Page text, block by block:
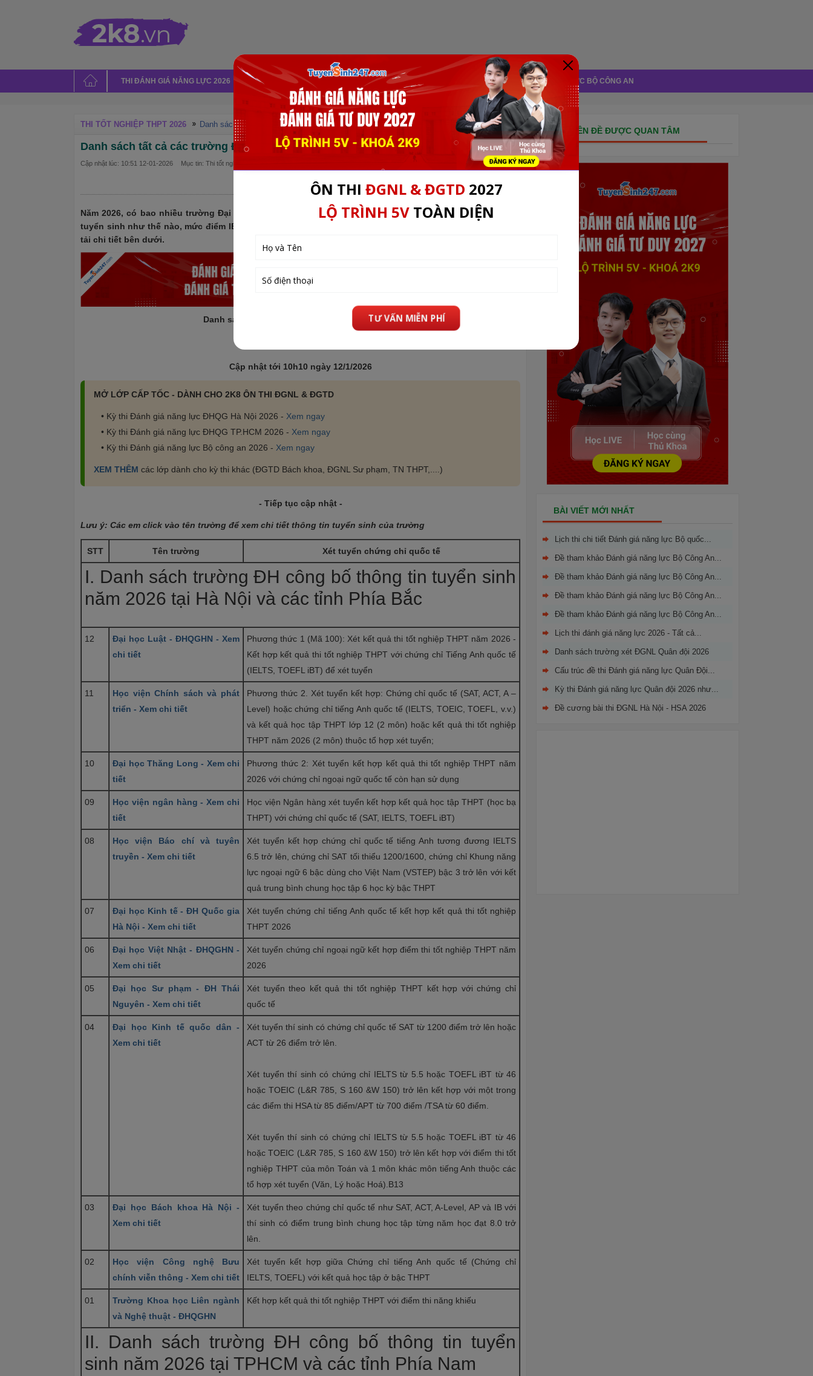
THI ĐÁNH GIÁ NĂNG LỰC 2026 THI TỐT NGHIỆP THPT 2026 THI ĐÁNH GIÁ TƯ DUY 2026 ĐÁNH GIÁ NĂNG LỰC BỘ CÔNG AN
THI TỐT NGHIỆP THPT 2026 Danh sách tất cả các trường Đại học xét điểm thi IELTS 2026
Danh sách tất cả các trường Đại học xét điểm thi IELTS 2026
Cập nhật lúc: 10:51 12-01-2026 Mục tin: Thi tốt nghiệp THPT 2026
Năm 2026, có bao nhiều trường Đại học trên cả nước sử dụng điểm thi IELTS để tuyển sinh? Điều kiện
tuyển sinh như thế nào, mức điểm IELTS nhận hồ sơ xét tuyển ra sao...Chi tiết cụ thể được 2k8.vn đăng
tải chi tiết bên dưới.
Danh sách trường xét điểm thi IELTS năm 2026
Cập nhật tới 10h10 ngày 12/1/2026
MỞ LỚP CẤP TỐC - DÀNH CHO 2K8 ÔN THI ĐGNL & ĐGTD
• Kỳ thi Đánh giá năng lực ĐHQG Hà Nội 2026 - Xem ngay
• Kỳ thi Đánh giá năng lực ĐHQG TP.HCM 2026 - Xem ngay
• Kỳ thi Đánh giá năng lực Bộ công an 2026 - Xem ngay
XEM THÊM các lớp dành cho kỳ thi khác (ĐGTD Bách khoa, ĐGNL Sư phạm, TN THPT,....)
- Tiếp tục cập nhật -
Lưu ý: Các em click vào tên trường để xem chi tiết thông tin tuyển sinh của trường
STT Tên trường Xét tuyển chứng chỉ quốc tế
I. Danh sách trường ĐH công bố thông tin tuyển sinh
năm 2026 tại Hà Nội và các tỉnh Phía Bắc
12
Đại học Luật - ĐHQGHN - Xem
chi tiết
Phương thức 1 (Mã 100): Xét kết quả thi tốt nghiệp THPT năm 2026 -
Kết hợp kết quả thi tốt nghiệp THPT với chứng chỉ Tiếng Anh quốc tế
(IELTS, TOEFL iBT) để xét tuyển
11
Học viện Chính sách và phát
triển - Xem chi tiết
Phương thức 2. Xét tuyển kết hợp: Chứng chỉ quốc tế (SAT, ACT, A –
Level) hoặc chứng chỉ tiếng Anh quốc tế (IELTS, TOEIC, TOEFL, v.v.)
và kết quả học tập THPT lớp 12 (2 môn) hoặc kết quả thi tốt nghiệp
THPT năm 2026 (2 môn) thuộc tổ hợp xét tuyển;
10
Đại học Thăng Long - Xem chi
tiết
Phương thức 2: Xét tuyển kết hợp kết quả thi tốt nghiệp THPT năm
2026 với chứng chỉ ngoại ngữ quốc tế còn hạn sử dụng
09
Học viện ngân hàng - Xem chi
tiết
Học viện Ngân hàng xét tuyển kết hợp kết quả học tập THPT (học bạ
THPT) với chứng chỉ quốc tế (SAT, IELTS, TOEFL iBT)
08
Học viện Báo chí và tuyên
truyền - Xem chi tiết
Xét tuyển kết hợp chứng chỉ quốc tế tiếng Anh tương đương IELTS
6.5 trở lên, chứng chỉ SAT tối thiểu 1200/1600, chứng chỉ Khung năng
lực ngoại ngữ 6 bậc dùng cho Việt Nam (VSTEP) bậc 3 trở lên với kết
quả trung bình chung học tập 6 học kỳ bậc THPT
07
Đại học Kinh tế - ĐH Quốc gia
Hà Nội - Xem chi tiết
Xét tuyển chứng chỉ tiếng Anh quốc tế kết hợp kết quả thi tốt nghiệp
THPT 2026
06
Đại học Việt Nhật - ĐHQGHN -
Xem chi tiết
Xét tuyển chứng chỉ ngoại ngữ kết hợp điểm thi tốt nghiệp THPT năm
2026
05
Đại học Sư phạm - ĐH Thái
Nguyên - Xem chi tiết
Xét tuyển theo kết quả thi tốt nghiệp THPT kết hợp với chứng chỉ
quốc tế
04
Đại học Kinh tế quốc dân -
Xem chi tiết
Xét tuyển thí sinh có chứng chỉ quốc tế SAT từ 1200 điểm trở lên hoặc
ACT từ 26 điểm trở lên.
Xét tuyển thí sinh có chứng chỉ IELTS từ 5.5 hoặc TOEFL iBT từ 46
hoặc TOEIC (L&R 785, S 160 &W 150) trở lên kết hợp với một trong
các điểm thi HSA từ 85 điểm/APT từ 700 điểm /TSA từ 60 điểm.
Xét tuyển thí sinh có chứng chỉ IELTS từ 5.5 hoặc TOEFL iBT từ 46
hoặc TOEIC (L&R 785, S 160 &W 150) trở lên kết hợp với điểm thi tốt
nghiệp THPT của môn Toán và 1 môn khác môn tiếng Anh thuộc các
tổ hợp xét tuyển (Văn, Lý hoặc Hoá).B13
03
Đại học Bách khoa Hà Nội -
Xem chi tiết
Xét tuyển theo chứng chỉ quốc tế như SAT, ACT, A-Level, AP và IB với
thí sinh có điểm trung bình chung học tập từng năm học đạt 8.0 trở
lên.
02
Học viện Công nghệ Bưu
chính viễn thông - Xem chi tiết
Xét tuyển kết hợp giữa Chứng chỉ tiếng Anh quốc tế (Chứng chỉ
IELTS, TOEFL) với kết quả học tập ở bậc THPT
01
Trường Khoa học Liên ngành
và Nghệ thuật - ĐHQGHN
Kết hợp kết quả thi tốt nghiệp THPT với điểm thi năng khiếu
II. Danh sách trường ĐH công bố thông tin tuyển
sinh năm 2026 tại TPHCM và các tỉnh Phía Nam
CHUYÊN ĐỀ ĐƯỢC QUAN TÂM
BÀI VIẾT MỚI NHẤT
Lịch thi chi tiết Đánh giá năng lực Bộ quốc...
Đề tham khảo Đánh giá năng lực Bộ Công An...
Đề tham khảo Đánh giá năng lực Bộ Công An...
Đề tham khảo Đánh giá năng lực Bộ Công An...
Đề tham khảo Đánh giá năng lực Bộ Công An...
Lịch thi đánh giá năng lực 2026 - Tất cả...
Danh sách trường xét ĐGNL Quân đội 2026
Cấu trúc đề thi Đánh giá năng lực Quân Đội...
Kỳ thi Đánh giá năng lực Quân đội 2026 như...
Đề cương bài thi ĐGNL Hà Nội - HSA 2026